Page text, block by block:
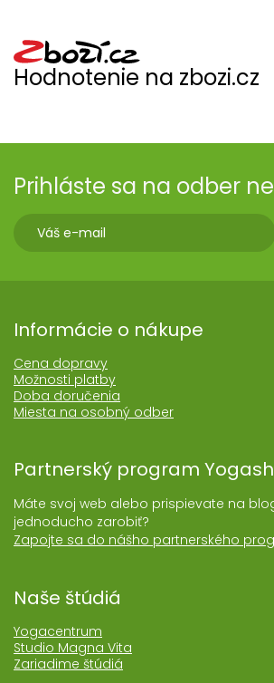
Hodnotenie na zbozi.cz
Prihláste sa na odber
Informácie o nákupe
Cena dopravy
Možnosti platby
Doba doručenia
Miesta na osobný odber
Partnerský program
Máte svoj web alebo prispievate na
jednoducho zarobiť?
Zapojte sa do nášho partnerského
Naše štúdiá
Yogacentrum
Studio Magna Vita
Zariadime štúdiá